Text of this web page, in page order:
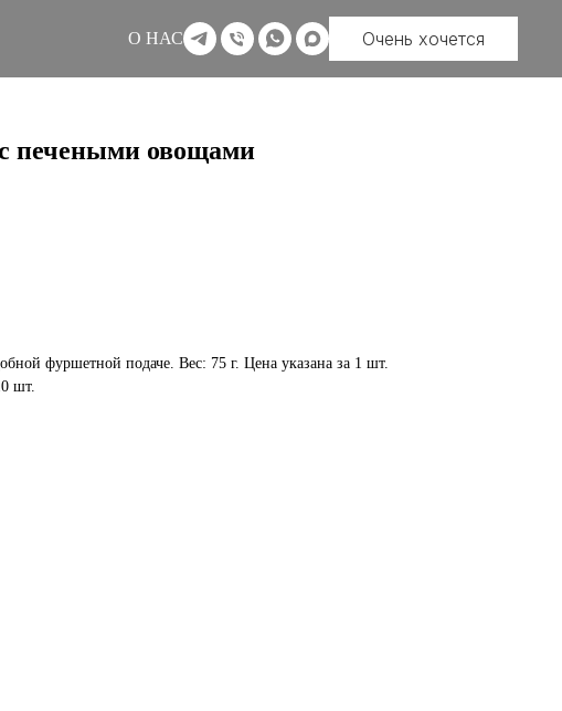
О НАС Очень хочется
печеными овощами
фуршетной подаче. Вес: 75 г. Цена указана за 1 шт.
шт.